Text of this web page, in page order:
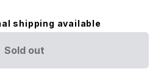
shipping available
Sold out